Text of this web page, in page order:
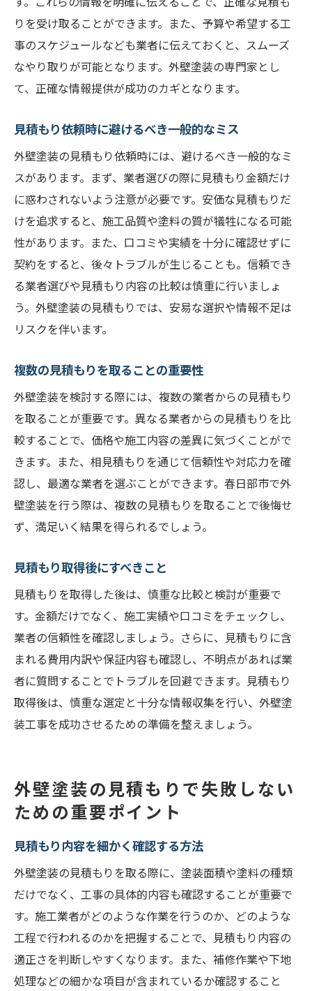
法
外壁塗装の見積もり比較で失敗しない方法
複数の見積もりを効率よく集めるコツ
見積もりの比較ポイントとその見方
見積もりに含まれる付帯サービスの確認
不明点は必ず質問する重要性
見積もり比較後の次のステップ
春日部市で最適な外壁塗装業者を見つけるため
のガイド
地域の評判と口コミを活用する方法
地元業者のメリットとデメリット
各業者の強みと弱みを把握する
実際に施工を依頼した人の意見を聞く
総合的に最適な業者を選ぶためのポイント
外壁塗装見積もりで注意すべき料金と内容のポ
イント
見積もり書に含まれるべき費用項目
追加料金が発生する可能性とその対応策
見積もり金額の内訳を理解する
施工内容と費用のバランスを確認する
見積もり内容の妥当性を判断する基準
春日部市の外壁塗装見積もりで満足のいく結果
を得るには
見積もりの妥当性を確認するためのチェッ
クリスト
満足度の高い施工を実現するための準備
施工後の保証内容を確認する
トラブルを防ぐための事前対策
最終的な決定を下す前に確認すべき事項
りを受け取ることができます。また、予算や希望する工
事のスケジュールなども業者に伝えておくと、スムーズ
なやり取りが可能となります。外壁塗装の専門家とし
て、正確な情報提供が成功のカギとなります。
見積もり依頼時に避けるべき一般的なミス
外壁塗装の見積もり依頼時には、避けるべき一般的なミ
スがあります。まず、業者選びの際に見積もり金額だけ
に惑わされないよう注意が必要です。安価な見積もりだ
けを追求すると、施工品質や塗料の質が犠牲になる可能
性があります。また、口コミや実績を十分に確認せずに
契約をすると、後々トラブルが生じることも。信頼でき
る業者選びや見積もり内容の比較は慎重に行いましょ
う。外壁塗装の見積もりでは、安易な選択や情報不足は
リスクを伴います。
複数の見積もりを取ることの重要性
外壁塗装を検討する際には、複数の業者からの見積もり
を取ることが重要です。異なる業者からの見積もりを比
較することで、価格や施工内容の差異に気づくことがで
きます。また、相見積もりを通じて信頼性や対応力を確
認し、最適な業者を選ぶことができます。春日部市で外
壁塗装を行う際は、複数の見積もりを取ることで後悔せ
ず、満足いく結果を得られるでしょう。
見積もり取得後にすべきこと
見積もりを取得した後は、慎重な比較と検討が重要で
す。金額だけでなく、施工実績や口コミをチェックし、
業者の信頼性を確認しましょう。さらに、見積もりに含
まれる費用内訳や保証内容も確認し、不明点があれば業
者に質問することでトラブルを回避できます。見積もり
取得後は、慎重な選定と十分な情報収集を行い、外壁塗
装工事を成功させるための準備を整えましょう。
外壁塗装の見積もりで失敗しない
ための重要ポイント
見積もり内容を細かく確認する方法
外壁塗装の見積もりを取る際に、塗装面積や塗料の種類
だけでなく、工事の具体的内容も確認することが重要で
す。施工業者がどのような作業を行うのか、どのような
工程で行われるのかを把握することで、見積もり内容の
適正さを判断しやすくなります。また、補修作業や下地
処理などの細かな項目が含まれているか確認すること